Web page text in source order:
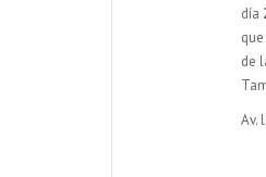
día
de
Av.